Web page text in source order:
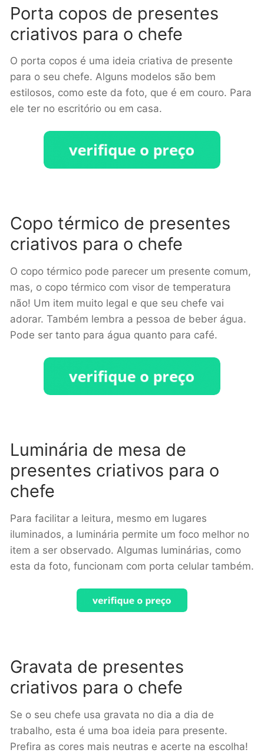
Porta copos de presentes
criativos para o chefe
O porta copos é uma ideia criativa de presente
para o seu chefe. Alguns modelos são bem
estilosos, como este da foto, que é em couro. Para
ele ter no escritório ou em casa.
Copo térmico de presentes
criativos para o chefe
O copo térmico pode parecer um presente comum,
mas, o copo térmico com visor de temperatura
não! Um item muito legal e que seu chefe vai
adorar. Também lembra a pessoa de beber água.
Pode ser tanto para água quanto para café.
Luminária de mesa de
presentes criativos para o
chefe
Para facilitar a leitura, mesmo em lugares
iluminados, a luminária permite um foco melhor no
item a ser observado. Algumas luminárias, como
esta da foto, funcionam com porta celular também.
Gravata de presentes
criativos para o chefe
Se o seu chefe usa gravata no dia a dia de
trabalho, esta é uma boa ideia para presente.
Prefira as cores mais neutras e acerte na escolha!